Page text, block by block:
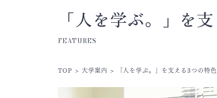
「人を学ぶ。」を
FEATURES
TOP > 大学案内 > 「人を学ぶ。」を支える3つの特色